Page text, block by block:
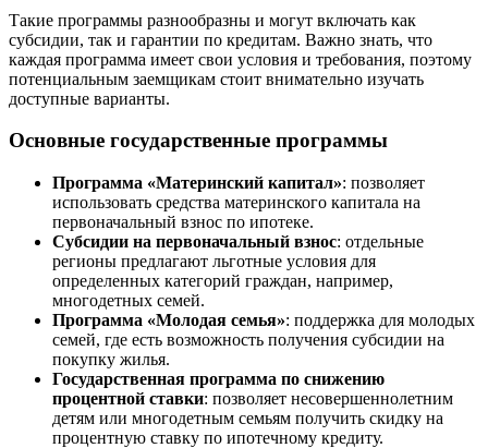
Такие программы разнообразны и могут включать как
субсидии, так и гарантии по кредитам. Важно знать, что
каждая программа имеет свои условия и требования, поэтому
потенциальным заемщикам стоит внимательно изучать
доступные варианты.
Основные государственные программы
Программа «Материнский капитал»: позволяет
использовать средства материнского капитала на
первоначальный взнос по ипотеке.
Субсидии на первоначальный взнос: отдельные
регионы предлагают льготные условия для
определенных категорий граждан, например,
многодетных семей.
Программа «Молодая семья»: поддержка для молодых
семей, где есть возможность получения субсидии на
покупку жилья.
Государственная программа по снижению
процентной ставки: позволяет несовершеннолетним
детям или многодетным семьям получить скидку на
процентную ставку по ипотечному кредиту.